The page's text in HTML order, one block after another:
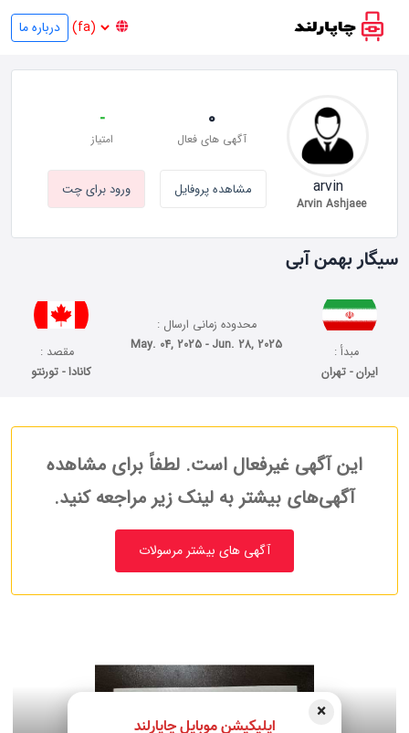
درباره ما
سیگار بهمن آبی
مبدأ :
ایران - تهران
محدوده زمانی ارسال :
May. 04, 2025 - Jun. 28, 2025
مقصد :
کانادا - تورنتو
arvin
Arvin Ashjaee
0
آگهی های فعال
-
امتیاز
مشاهده پروفایل ورود برای چت
این آگهی غیرفعال است. لطفاً برای مشاهده
آگهی‌های بیشتر به لینک زیر مراجعه کنید.
آگهی های بیشتر مرسولات
×
اپلیکیشن موبایل چاپارلند